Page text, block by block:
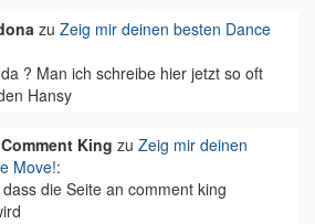
zu Zeig mir deinen besten Dance
? Man ich schreibe hier jetzt so oft
Hansy
King zu Zeig mir deinen
Move!:
die Seite an comment king